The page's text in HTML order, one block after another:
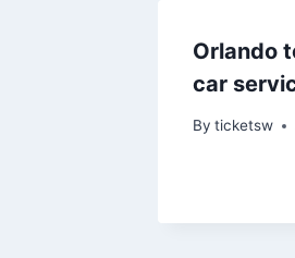
Orlando
car
By ticketsw